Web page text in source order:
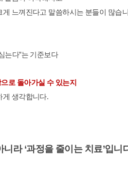
게 느껴진다고 말씀하시는 분들이 많습
는다”는 기준보다
로 돌아가실 수 있는지
게 생각합니다.
니라 ‘과정을 줄이는 치료’입니